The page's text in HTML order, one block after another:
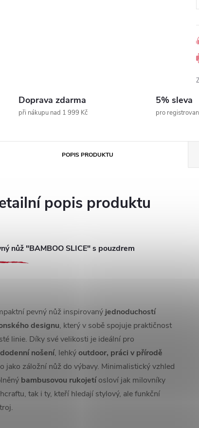
Doprava zdarma
při nákupu nad 1 999 Kč
5% sleva
pro
POPIS PRODUKTU
popis produktu
nůž "BAMBOO SLICE" s pouzdrem
pevný nůž inspirovaný jednoduchostí
designu, který v sobě spojuje praktičnost
linie. Díky své velikosti je ideální pro
nošení, lehkýoutdoor, práci v přírodě
jako záložní nůž do výbavy. Minimalistický vzhled
bambusovou rukojetíosloví jak milovníky
tak i ty, kteří hledají stylový, ale funkční